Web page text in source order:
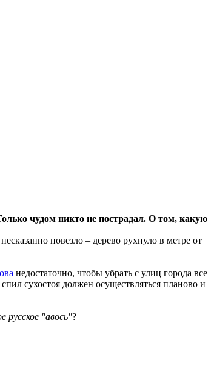
чудом никто не пострадал. О том, какую
повезло – дерево рухнуло в метре от
недостаточно, чтобы убрать с улиц города все
сухостоя должен осуществляться планово и
русское "авось"?